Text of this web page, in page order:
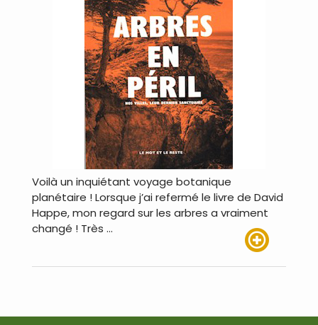
Voilà un inquiétant voyage botanique
planétaire ! Lorsque j’ai refermé le livre de David
Happe, mon regard sur les arbres a vraiment
changé ! Très …